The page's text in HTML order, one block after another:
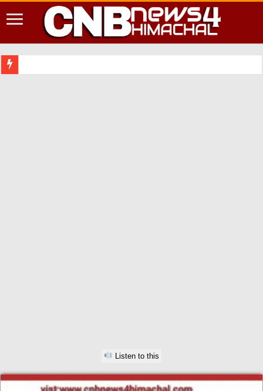
Listen to this